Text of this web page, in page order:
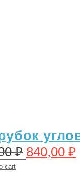
₽ 840,00 ₽
cart